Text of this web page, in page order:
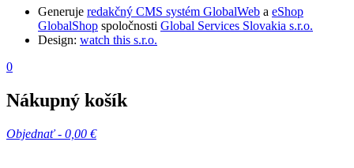
Generuje redakčný CMS systém GlobalWeb a eShop
GlobalShop spoločnosti Global Services Slovakia s.r.o.
Design: watch this s.r.o.
0
Nákupný košík
Objednať - 0,00 €